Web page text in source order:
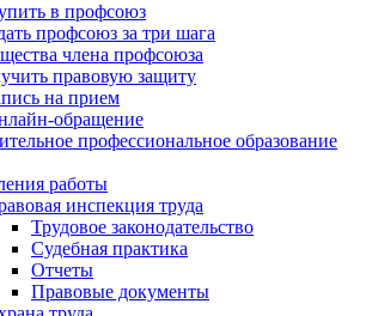
в профсоюз
профсоюз за три шага
члена профсоюза
правовую защиту
на прием
обращение
профессиональное образование
работы
инспекция труда
Трудовое законодательство
Судебная практика
Отчеты
Правовые документы